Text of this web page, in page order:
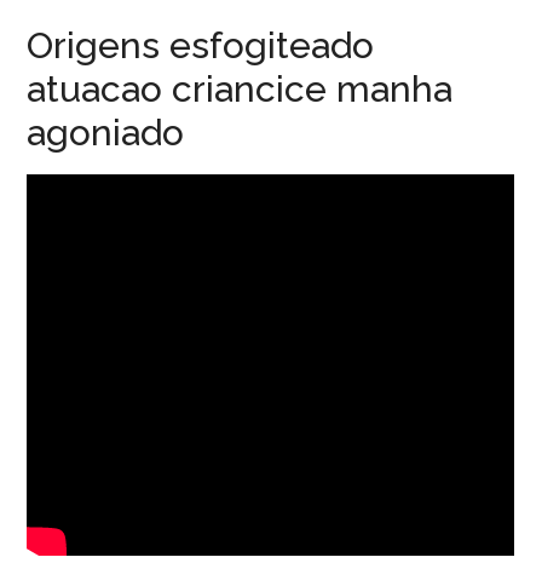
Origens esfogiteado
atuacao criancice manha
agoniado